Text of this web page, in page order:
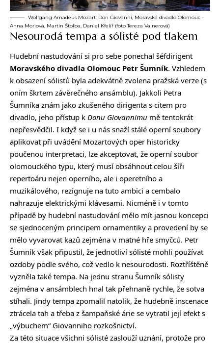
Wolfgang Amadeus Mozart: Don Giovanni, Moravské divadlo Olomouc –
Anna Moriová, Martin Štolba, Daniel Kfelíř (foto Tereza Valnerová)
Nesourodá tempa a sólisté pod tlakem
Hudební nastudování si pro sebe ponechal šéfdirigent
Moravského divadla Olomouc Petr Šumník. Vzhledem
k obsazení sólistů byla adekvátně zvolena pražská verze (s
oním škrtem závěrečného ansámblu). Jakkoli Petra
Šumníka znám jako zkušeného dirigenta s citem pro
divadlo, jeho přístup k Donu Giovannimu mě tentokrát
nepřesvědčil. I když se i u nás snaží stálé operní soubory
aplikovat při uvádění Mozartových oper historicky
poučenou interpretaci, lze akceptovat, že operní soubor
olomouckého typu, který musí obsáhnout celou šíři
repertoáru nejen operního, ale i operetního a
muzikálového, rezignuje na tuto ambici a cembalo
nahrazuje elektrickými klávesami. Nicméně i v tomto
případě by hudební nastudování mělo mít jasnou koncepci
se sjednoceným principem ornamentiky a provedení by se
mělo vyvarovat kazů zejména v matné hře smyčců. Petr
Šumník však připustil, že jednotliví sólisté mohli používat
ozdoby podle svého, což vedlo k nesourodosti. Roztříštěně
vyzněla také tempa. Na jednu stranu Šumník sólisty
zejména v ansámblech hnal tak přehnaně rychle, že sotva
stíhali. Jindy tempa zpomalil natolik, že hudebně inscenace
ztrácela tah a třeba z šampaňské árie se vytratil její efekt s
„výbuchem“ Giovanniho rozkošnictví.
Za této situace všichni sólisté zaslouží uznání, protože pro